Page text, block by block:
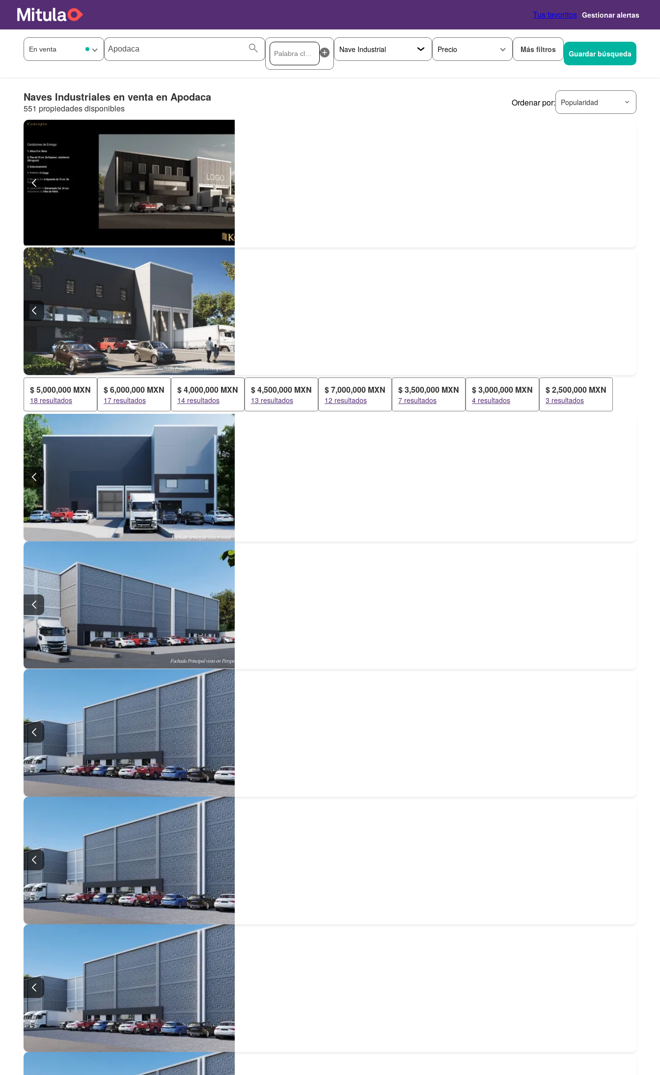
Tus favoritos Gestionar alertas
Precio Más filtros Guardar búsqueda
Naves Industriales en venta en Apodaca
551 propiedades disponibles
Ordenar por: Popularidad
$ 5,000,000 MXN
18 resultados
$ 6,000,000 MXN
17 resultados
$ 4,000,000 MXN
14 resultados
$ 4,500,000 MXN
13 resultados
$ 7,000,000 MXN
12 resultados
$ 3,500,000 MXN
7 resultados
$ 3,000,000 MXN
4 resultados
$ 2,500,000 MXN
3 resultados